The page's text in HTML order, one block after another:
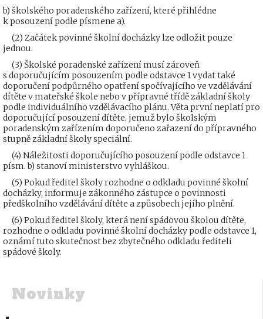
b) školského poradenského zařízení, které přihlédne
k posouzení podle písmene a).
(2) Začátek povinné školní docházky lze odložit pouze
jednou.
(3) Školské poradenské zařízení musí zároveň
s doporučujícím posouzením podle odstavce 1 vydat také
doporučení podpůrného opatření spočívajícího ve vzdělávání
dítěte v mateřské škole nebo v přípravné třídě základní školy
podle individuálního vzdělávacího plánu. Věta první neplatí pro
doporučující posouzení dítěte, jemuž bylo školským
poradenským zařízením doporučeno zařazení do přípravného
stupně základní školy speciální.
(4) Náležitosti doporučujícího posouzení podle odstavce 1
písm. b) stanoví ministerstvo vyhláškou.
(5) Pokud ředitel školy rozhodne o odkladu povinné školní
docházky, informuje zákonného zástupce o povinnosti
předškolního vzdělávání dítěte a způsobech jejího plnění.
(6) Pokud ředitel školy, která není spádovou školou dítěte,
rozhodne o odkladu povinné školní docházky podle odstavce 1,
oznámí tuto skutečnost bez zbytečného odkladu řediteli
spádové školy.
Novinky